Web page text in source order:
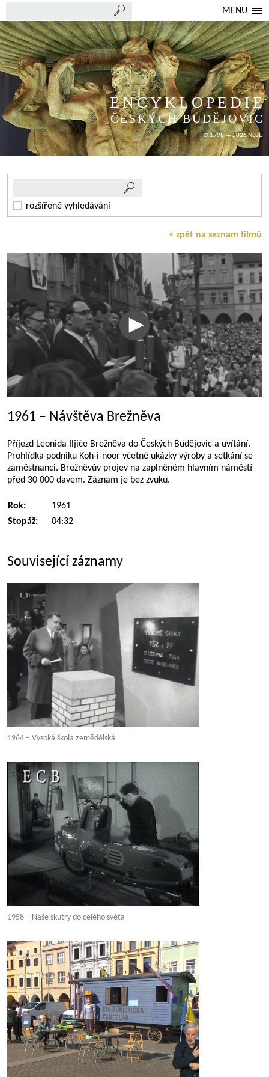
MENU
ENCYKLOPEDIE
ČESKÝCH BUDĚJOVIC
© 1998 — 2026 NEBE
rozšířené vyhledávání
< zpět na seznam filmů
1961 – Návštěva Brežněva
Příjezd Leonida Iljiče Brežněva do Českých Budějovic a uvítání.
Prohlídka podniku Koh-i-noor včetně ukázky výroby a setkání se
zaměstnanci. Brežněvův projev na zaplněném hlavním náměstí
před 30 000 davem. Záznam je bez zvuku.
Rok:
1961
Stopáž:
04:32
Související záznamy
1964 – Vysoká škola zemědělská
1958 – Naše skútry do celého světa